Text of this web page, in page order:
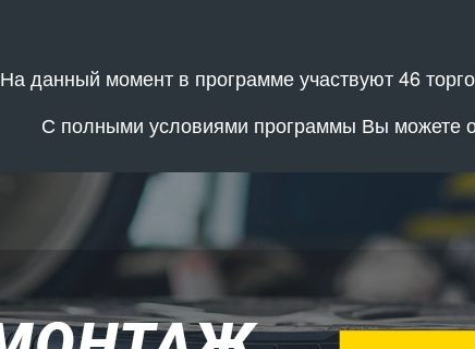
На данный момент в программе участвуют 46
С полными условиями программы Вы можете